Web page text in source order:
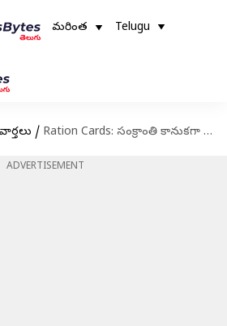
మరింత Telugu
/ Ration Cards: సంక్రాంతి కానుకగా కొత్త రేషన్​కార్డుల దరఖాస్తులు!
ADVERTISEMENT